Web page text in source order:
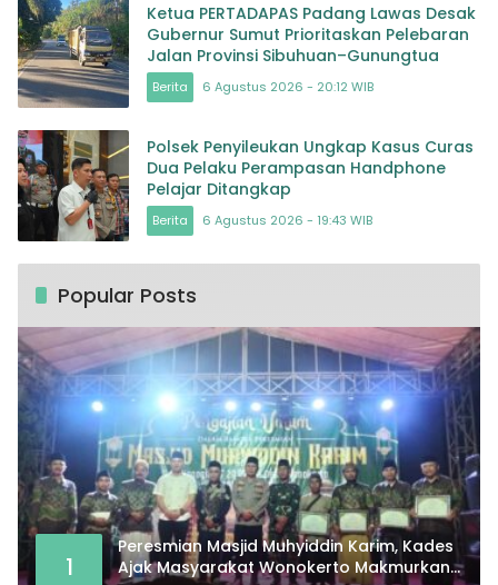
Ketua PERTADAPAS Padang Lawas Desak
Gubernur Sumut Prioritaskan Pelebaran
Jalan Provinsi Sibuhuan–Gunungtua
Berita 6 Agustus 2026 - 20:12 WIB
Polsek Penyileukan Ungkap Kasus Curas
Dua Pelaku Perampasan Handphone
Pelajar Ditangkap
Berita 6 Agustus 2026 - 19:43 WIB
Popular Posts
1
Peresmian Masjid Muhyiddin Karim, Kades
Ajak Masyarakat Wonokerto Makmurkan